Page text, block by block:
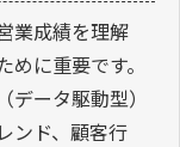
業成績を理解
に重要です。
ータ駆動型）
ンド、顧客行